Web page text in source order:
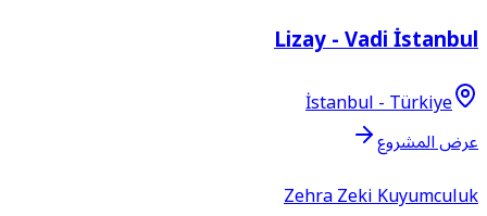
Lizay - Vadi
İstanbul - Türkiye
المشروع
Zehra Zeki